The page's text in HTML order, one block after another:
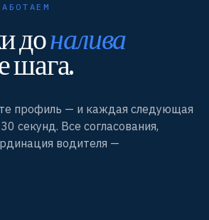
доналива
шага.
профиль — и каждая следующая
секунд. Все согласования,
водителя —